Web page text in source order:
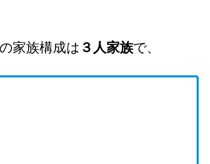
家族構成は ３人家族で、